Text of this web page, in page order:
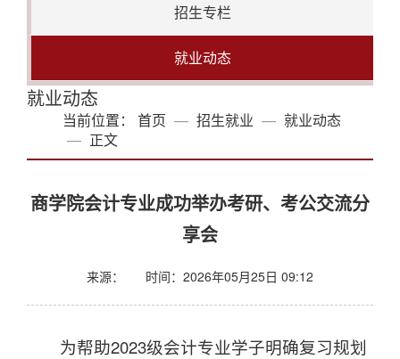
招生专栏
就业动态
就业动态
当前位置： 首页 招生就业
就业动态
正文
商学院会计专业成功举办考研、考公交流分
享会
来源： 时间：2026年05月25日 09:12
为帮助2023级会计专业学子明确复习规划